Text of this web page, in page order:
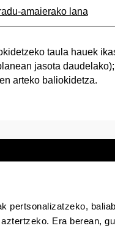
pertsonalizatzeko,
Era berean,
amaierako lana
taula hauek
jasota
arteko baliokidetza.
elektronikoa